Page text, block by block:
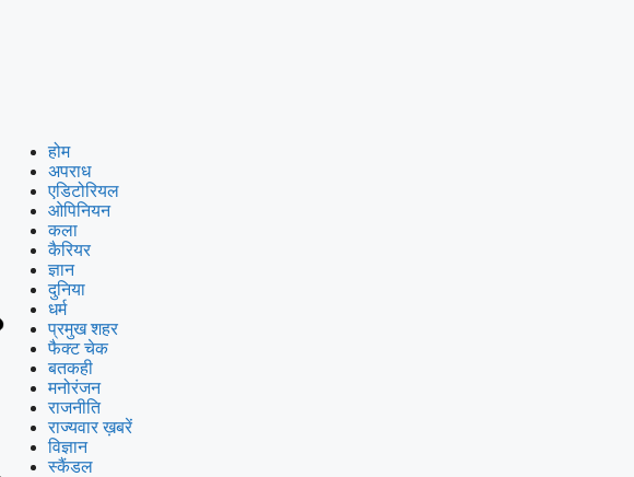
होम
अपराध
एडिटोरियल
ओपिनियन
कला
कैरियर
ज्ञान
दुनिया
धर्म
प्रमुख शहर
फैक्ट चेक
बतकही
मनोरंजन
राजनीति
राज्यवार ख़बरें
विज्ञान
स्कैंडल